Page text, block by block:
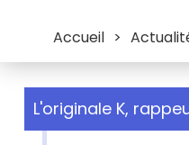
Accueil >
L'originale K,